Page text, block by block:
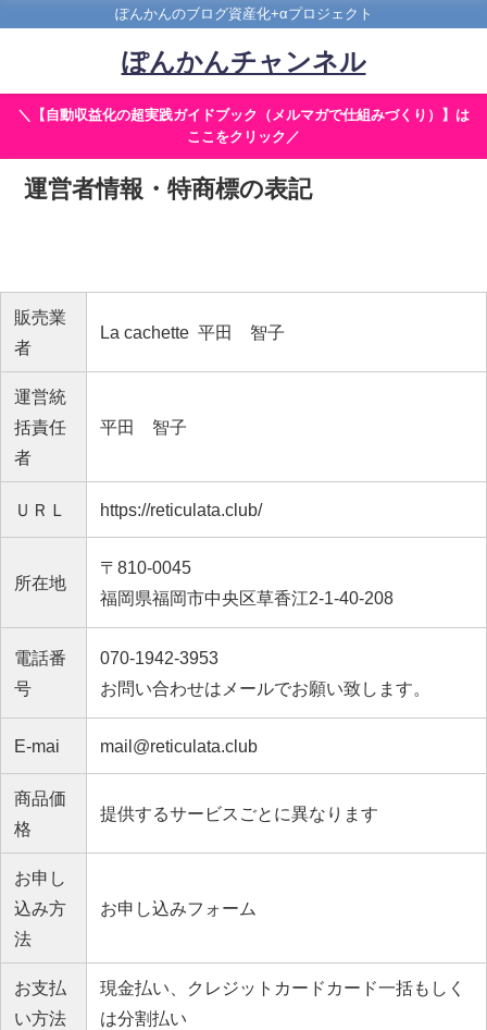
ぽんかんのブログ資産化+αプロジェクト
ぽんかんチャンネル
＼【自動収益化の超実践ガイドブック（メルマガで仕組みづくり）】は
ここをクリック／
運営者情報・特商標の表記
販売業
者
La cachette 平田 智子
運営統
括責任
者
平田 智子
ＵＲＬ https://reticulata.club/
所在地
〒810-0045
福岡県福岡市中央区草香江2-1-40-208
電話番
号
070-1942-3953
お問い合わせはメールでお願い致します。
E-mai mail@reticulata.club
商品価
格
提供するサービスごとに異なります
お申し
込み方
法
お申し込みフォーム
お支払
い方法
現金払い、クレジットカードカード一括もしく
は分割払い